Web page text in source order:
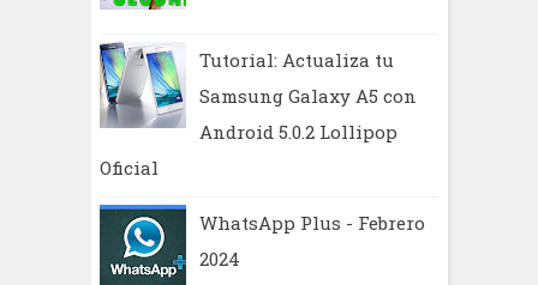
Tutorial: Actualiza tu
Samsung Galaxy A5 con
Android 5.0.2 Lollipop
Oficial
WhatsApp Plus - Febrero
2024